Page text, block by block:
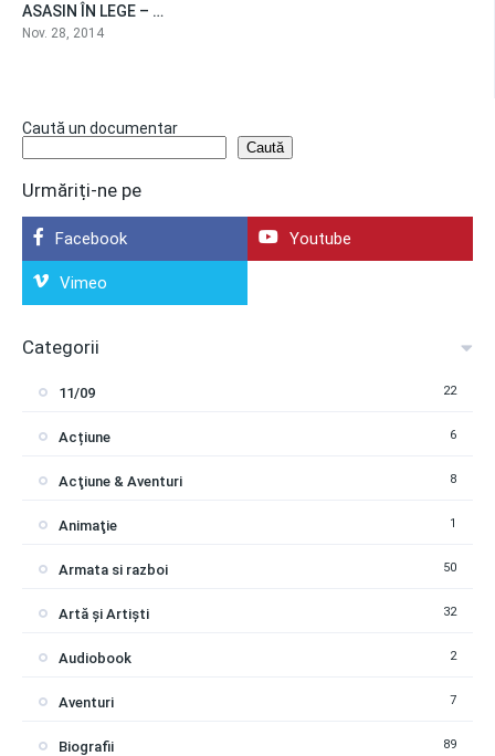
0ASASIN ÎN LEGE – documentar RISE
Nov. 28, 2014
Caută un documentar
Caută
Urmăriți-ne pe
Facebook Youtube
Vimeo
Categorii
11/09 22
Acțiune 6
Acţiune & Aventuri 8
Animaţie 1
Armata si razboi 50
Artă și Artiști 32
Audiobook 2
Aventuri 7
Biografii 89